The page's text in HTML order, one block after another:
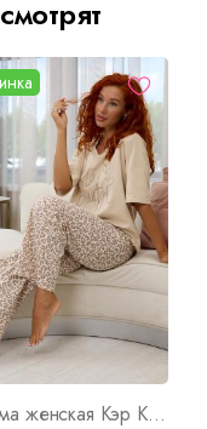
Пижама женская Кэр К Арт. 10501